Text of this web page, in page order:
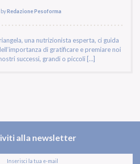
by Redazione Pesoforma
una nutrizionista esperta, ci guida
di gratificare e premiare noi
successi, grandi o piccoli […]
alla newsletter